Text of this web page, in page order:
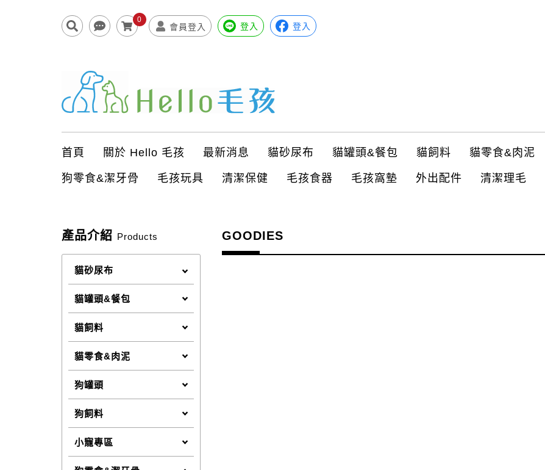
0
會員登入 登入 登入
首頁 關於 Hello 毛孩 最新消息 貓砂尿布 貓罐頭&餐包 貓飼料 貓零食&肉泥
狗零食&潔牙骨 毛孩玩具 清潔保健 毛孩食器 毛孩窩墊 外出配件 清潔理毛
產品介紹 Products
貓砂尿布
貓罐頭&餐包
貓飼料
貓零食&肉泥
狗罐頭
狗飼料
小寵專區
GOODIES